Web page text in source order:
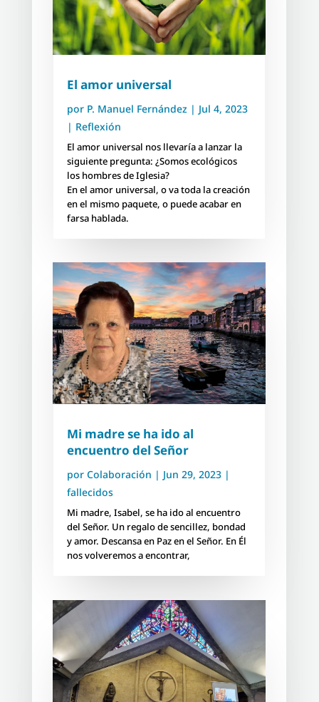
El amor universal
por P. Manuel Fernández | Jul 4, 2023
| Reflexión
El amor universal nos llevaría a lanzar la
siguiente pregunta: ¿Somos ecológicos
los hombres de Iglesia?
En el amor universal, o va toda la creación
en el mismo paquete, o puede acabar en
farsa hablada.
Mi madre se ha ido al
encuentro del Señor
por Colaboración | Jun 29, 2023|
fallecidos
Mi madre, Isabel, se ha ido al encuentro
del Señor. Un regalo de sencillez, bondad
y amor. Descansa en Paz en el Señor. En Él
nos volveremos a encontrar,